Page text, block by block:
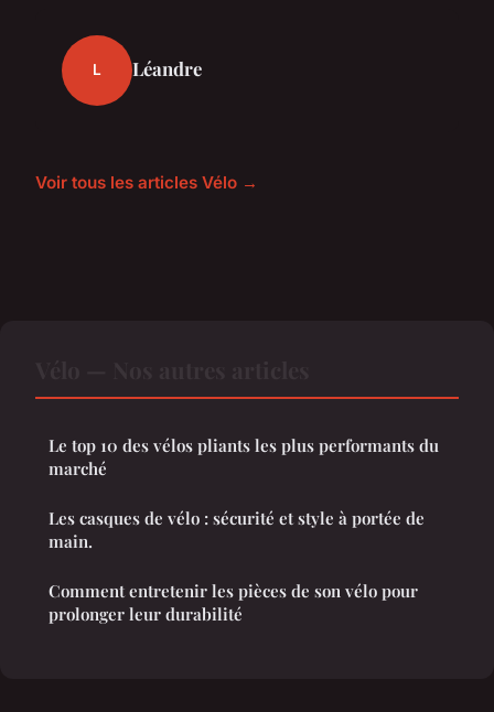
L Léandre
Voir tous les articles Vélo →
Le top 10 des vélos pliants les plus performants du
marché
Les casques de vélo : sécurité et style à portée de
main.
Comment entretenir les pièces de son vélo pour
prolonger leur durabilité